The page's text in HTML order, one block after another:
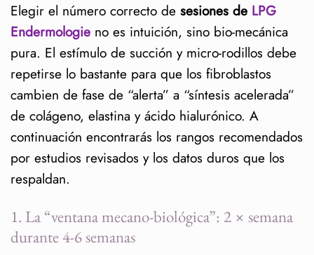
1. La “ventana mecano-biológica”: 2 ×
semana durante 4-6 semanas
2. Cuándo elegir 1, 2 o 3 sesiones semanales
3. Duración y progresión del ciclo
4. Impacto cuantificado sesión a sesión
5. Cómo saber si necesitas más de 12
sesiones
Preguntas rápidas de seguimiento
Elegir el número correcto de sesiones de LPG
Endermologie no es intuición, sino bio-mecánica
pura. El estímulo de succión y micro-rodillos debe
repetirse lo bastante para que los fibroblastos
cambien de fase de “alerta” a “síntesis acelerada”
de colágeno, elastina y ácido hialurónico. A
continuación encontrarás los rangos recomendados
por estudios revisados y los datos duros que los
respaldan.
1. La “ventana mecano-biológica”: 2 × semana
durante 4-6 semanas